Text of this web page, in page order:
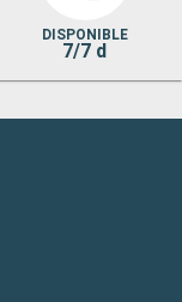
DISPONIBLE
7/7 d